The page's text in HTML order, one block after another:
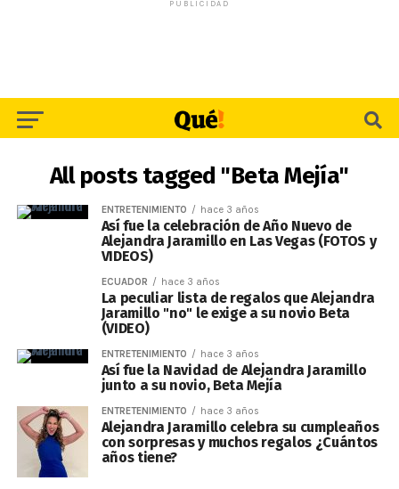
PUBLICIDAD
All posts tagged "Beta Mejía"
ENTRETENIMIENTO hace 3 años
Así fue la celebración de Año Nuevo de
Alejandra Jaramillo en Las Vegas (FOTOS y
VIDEOS)
ECUADOR hace 3 años
La peculiar lista de regalos que Alejandra
Jaramillo "no" le exige a su novio Beta
(VIDEO)
ENTRETENIMIENTO hace 3 años
Así fue la Navidad de Alejandra Jaramillo
junto a su novio, Beta Mejía
ENTRETENIMIENTO hace 3 años
Alejandra Jaramillo celebra su cumpleaños
con sorpresas y muchos regalos ¿Cuántos
años tiene?